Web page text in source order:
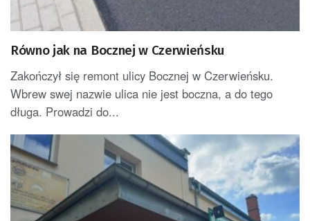
Równo jak na Bocznej w Czerwieńsku
Zakończył się remont ulicy Bocznej w Czerwieńsku.
Wbrew swej nazwie ulica nie jest boczna, a do tego
długa. Prowadzi do...